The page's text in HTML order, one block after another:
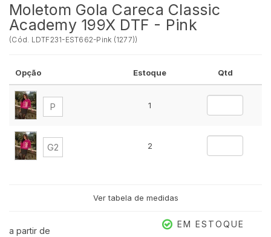
Moletom Gola Careca Classic
Academy 199X DTF - Pink
(Cód. LDTF231-EST662-Pink (1277))
Opção Estoque Qtd
P 1
G2 2
Ver tabela de medidas
a partir de
EM ESTOQUE